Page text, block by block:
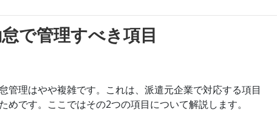
で管理すべき項目
管理はやや複雑です。これは、派遣元企業で対応する項目
めです。ここではその2つの項目について解説します。